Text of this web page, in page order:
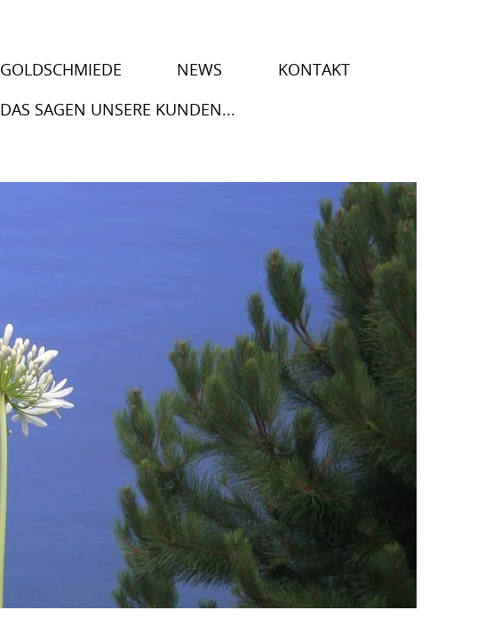
GOLDSCHMIEDE NEWS
KONTAKT
DAS SAGEN UNSERE KUNDEN...